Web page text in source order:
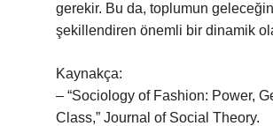
gerekir. Bu da, toplumun
şekillendiren önemli bir dinamik
Kaynakça:
– “Sociology of Fashion: Power,
Class,” Journal of Social Theory.